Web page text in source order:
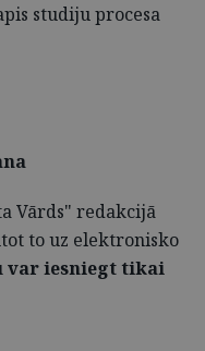
studiju procesa
Vārds" redakcijā
to uz elektronisko
var iesniegt tikai